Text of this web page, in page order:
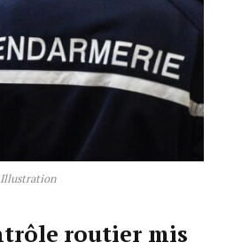
Illustration
routier mis